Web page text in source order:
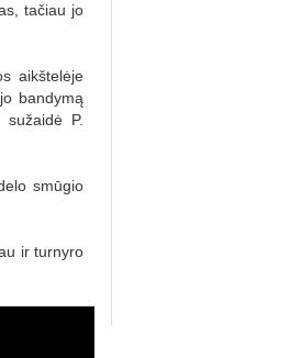
tačiau jo
aikštelėje
bandymą
P.
smūgio
ir turnyro